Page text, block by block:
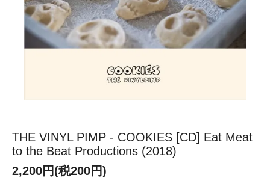
THE VINYL PIMP - COOKIES [CD] Eat Meat
to the Beat Productions (2018)
2,200円(税200円)